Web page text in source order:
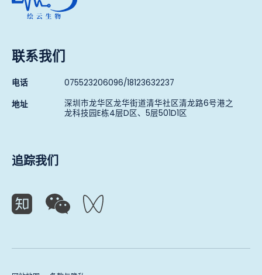
联系我们
电话 075523206096/18123632237
地址 深圳市龙华区龙华街道清华社区清龙路6号港之
龙科技园E栋4层D区、5层501D1区
追踪我们